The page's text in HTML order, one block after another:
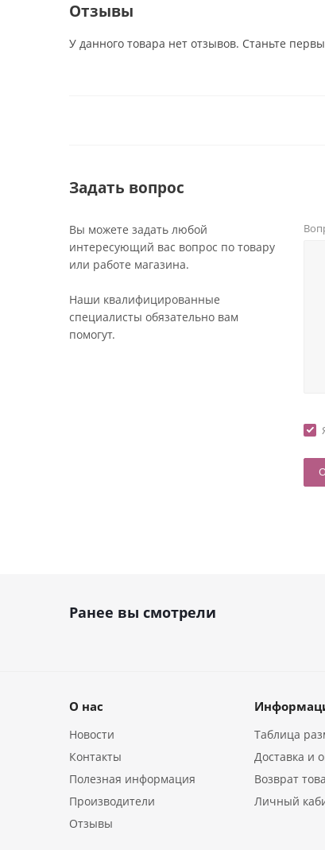
Отзывы
У данного товара нет отзывов. Станьте
Задать вопрос
Вы можете задать любой
интересующий вас вопрос по товару
или работе магазина.
Наши квалифицированные
специалисты обязательно вам
помогут.
Ранее вы смотрели
О нас
Новости
Контакты
Полезная информация
Производители
Отзывы
Таблица
Доставка и
Возврат
Личный